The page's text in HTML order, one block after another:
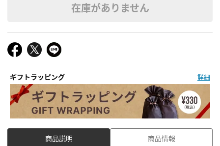
在庫がありません
ギフトラッピング 詳細
商品説明 商品情報